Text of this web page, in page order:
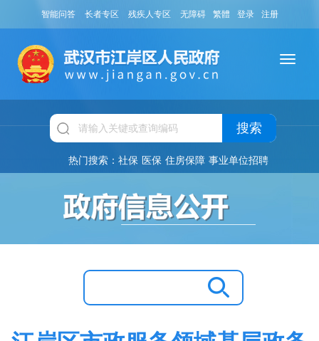
智能问答 长者专区 残疾人专区 无障碍 繁體 登录 注册
搜索
热门搜索： 社保 医保 住房保障 事业单位招聘